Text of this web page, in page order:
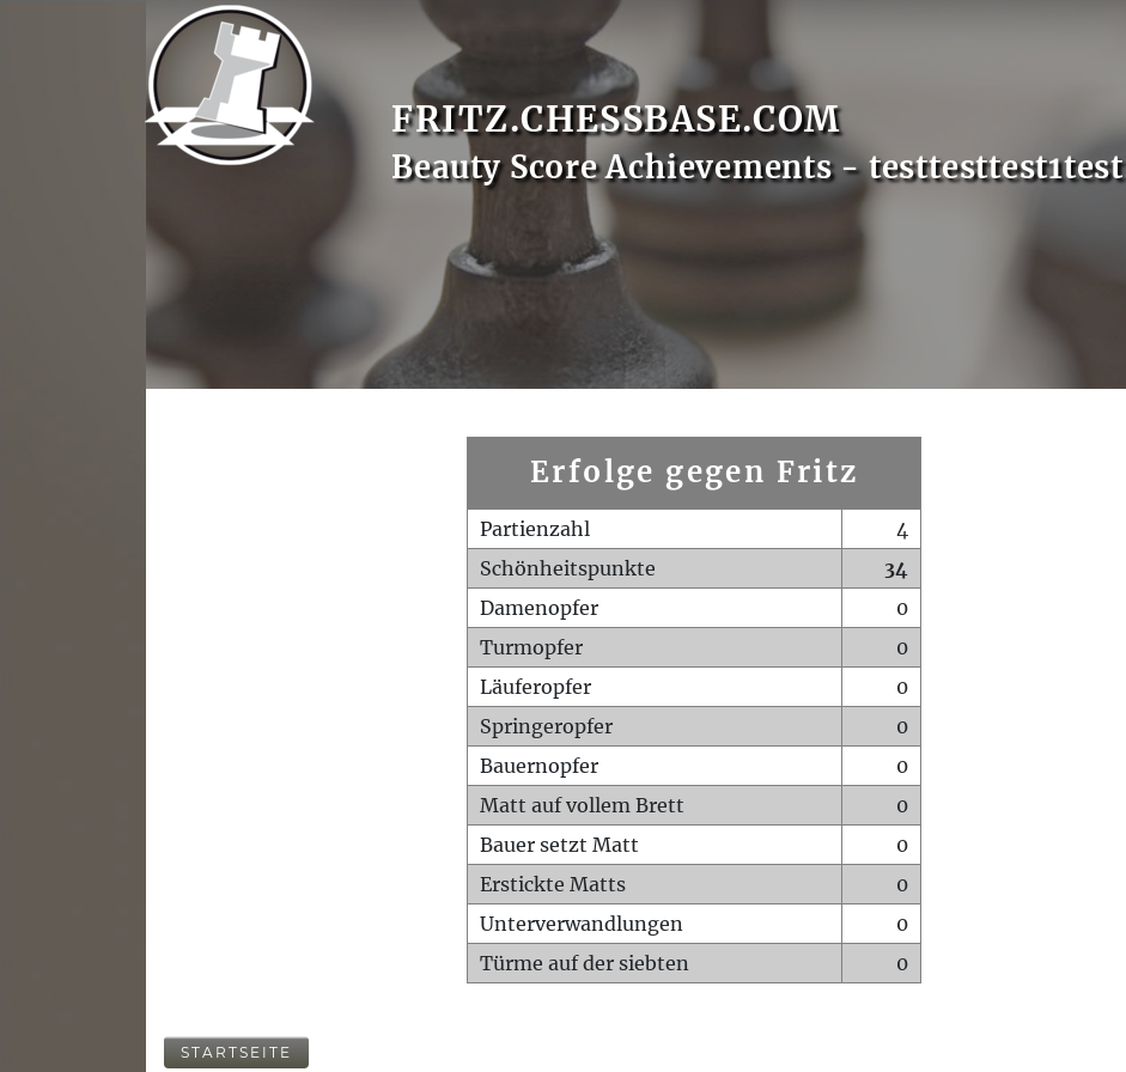
FRITZ.CHESSBASE.COM
Beauty Score Achievements - testtesttest1test
Erfolge gegen Fritz
Partienzahl
4
Schönheitspunkte
34
Damenopfer
0
Turmopfer
0
Läuferopfer
0
Springeropfer
0
Bauernopfer
0
Matt auf vollem Brett
0
Bauer setzt Matt
0
Erstickte Matts
0
Unterverwandlungen
0
Türme auf der siebten
0
STARTSEITE